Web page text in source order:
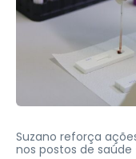
Suzano reforça
nos postos de saúde